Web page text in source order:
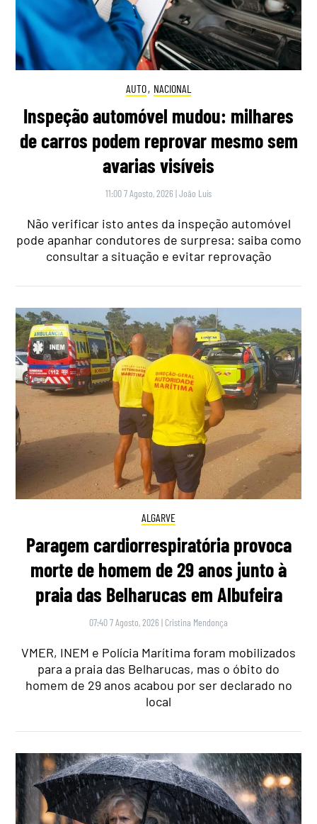
AUTO, NACIONAL
Inspeção automóvel mudou: milhares
de carros podem reprovar mesmo sem
avarias visíveis
11:00 7 Agosto, 2026 |João Luís
Não verificar isto antes da inspeção automóvel
pode apanhar condutores de surpresa: saiba como
consultar a situação e evitar reprovação
ALGARVE
Paragem cardiorrespiratória provoca
morte de homem de 29 anos junto à
praia das Belharucas em Albufeira
07:40 7 Agosto, 2026 | Cristina Mendonça
VMER, INEM e Polícia Marítima foram mobilizados
para a praia das Belharucas, mas o óbito do
homem de 29 anos acabou por ser declarado no
local